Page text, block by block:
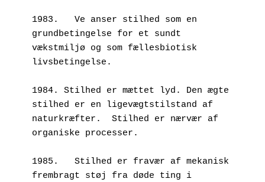
1983.	Ve anser stilhed som en
grundbetingelse for et sundt
vækstmiljø og som fællesbiotisk
livsbetingelse.
1984. Stilhed er mættet lyd. Den ægte
stilhed er en ligevægtstilstand af
naturkræfter.  Stilhed er nærvær af
organiske processer.
1985.	Stilhed er fravær af mekanisk
frembragt støj fra døde ting i